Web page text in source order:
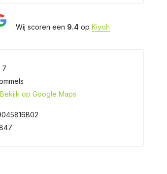
Wij scoren een 9.4 op Kiyoh
7
Bekijk op Google Maps